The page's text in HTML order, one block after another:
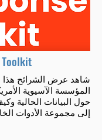
Toolkit
شاهد عرض الشرائح هذا
المؤسسة الآسيوية
حول البيانات الحالية
إلى مجموعة الأدوات